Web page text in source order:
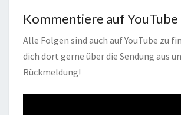
Kommentiere auf YouTube
Alle Folgen sind auch auf YouTube zu
dich dort gerne über die Sendung aus
Rückmeldung!